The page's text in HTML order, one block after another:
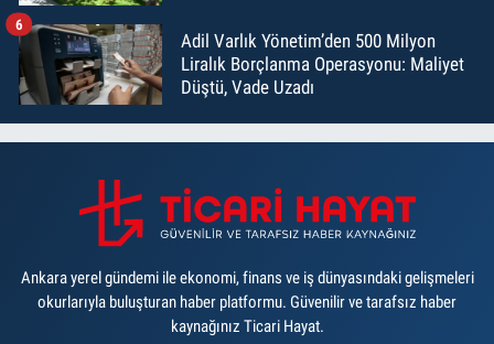
Adil Varlık Yönetim’den 500 Milyon
Liralık Borçlanma Operasyonu: Maliyet
Düştü, Vade Uzadı
6
Ankara yerel gündemi ile ekonomi, finans ve iş dünyasındaki gelişmeleri
okurlarıyla buluşturan haber platformu. Güvenilir ve tarafsız haber
kaynağınız Ticari Hayat.